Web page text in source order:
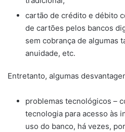
cartão de crédito e débito
de cartões pelos bancos
sem cobrança de algumas
anuidade, etc.
Entretanto, algumas
problemas tecnológicos –
tecnologia para acesso às
uso do banco, há vezes,